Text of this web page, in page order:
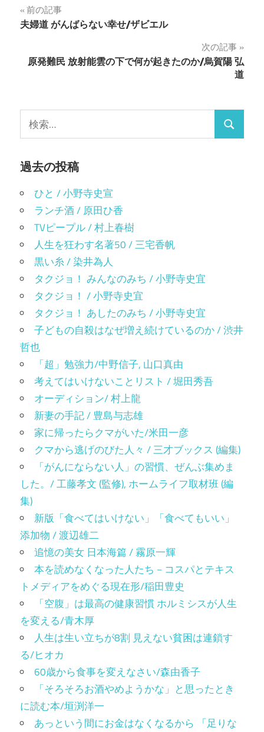
リ
ッ
ク
し
だ
さ
ィ
ド
ウ
で
ま
す)
し
い
ン
ド
す)
投
稿
ナ
ゲ
ー
ョ
ン
前の記事
夫婦道 がんばらない幸せ/ザビエル
次の記事
原発難民 放射能雲の下で何が起きたのか/烏賀陽 弘
道
索:
検
過去の投稿
ひと / 小野寺史宣
ランチ酒 / 原田ひ香
TVピープル / 村上春樹
人生を狂わす名著50 / 三宅香帆
黒い糸 / 染井為人
タクジョ！ みんなのみち / 小野寺史宜
タクジョ！ / 小野寺史宜
タクジョ！ あしたのみち / 小野寺史宜
子どもの自殺はなぜ増え続けているのか / 渋井
哲也
「超」勉強力/中野信子, 山口真由
考えてはいけないことリスト / 堀田秀吾
オーディション/ 村上龍
新妻の手記 / 豊島与志雄
家に帰ったらクマがいた/米田一彦
クマから逃げのびた人々 / 三才ブックス (編集)
「がんにならない人」の習慣、ぜんぶ集めま
した。/ 工藤孝文 (監修), ホームライフ取材班 (編
集)
新版「食べてはいけない」「食べてもいい」
添加物 / 渡辺雄二
追憶の美女 日本海篇 / 霧原一輝
本を読めなくなった人たち－コスパとテキス
トメディアをめぐる現在形/稲田豊史
「空腹」は最高の健康習慣 ホルミシスが人生
を変える/青木厚
人生は生い立ちが8割 見えない貧困は連鎖す
る/ヒオカ
60歳から食事を変えなさい/森由香子
「そろそろお酒やめようかな」と思ったとき
に読む本/垣渕洋一
あっという間にお金はなくなるから 「足りな